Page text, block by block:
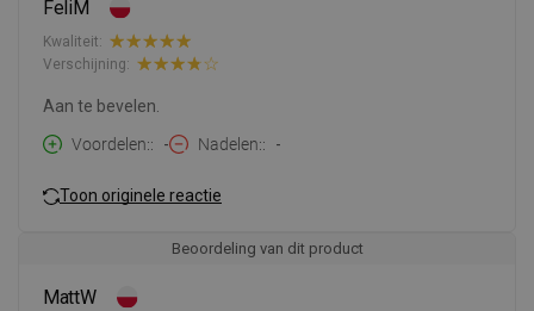
FeliM
Kwaliteit:
Verschijning:
Aan te bevelen.
Voordelen:
- Nadelen: -
Toon originele reactie
Beoordeling van dit product
MattW